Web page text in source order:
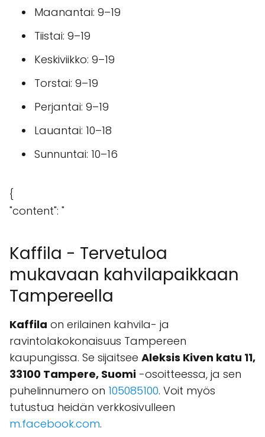
Maanantai: 9–19
Tiistai: 9–19
Keskiviikko: 9–19
Torstai: 9–19
Perjantai: 9–19
Lauantai: 10–18
Sunnuntai: 10–16
{
"content": "
Kaffila - Tervetuloa
mukavaan kahvilapaikkaan
Tampereella
Kaffila on erilainen kahvila- ja
ravintolakokonaisuus Tampereen
kaupungissa. Se sijaitsee Aleksis Kiven katu 11,
33100 Tampere, Suomi -osoitteessa, ja sen
puhelinnumero on 105085100. Voit myös
tutustua heidän verkkosivulleen
m.facebook.com.